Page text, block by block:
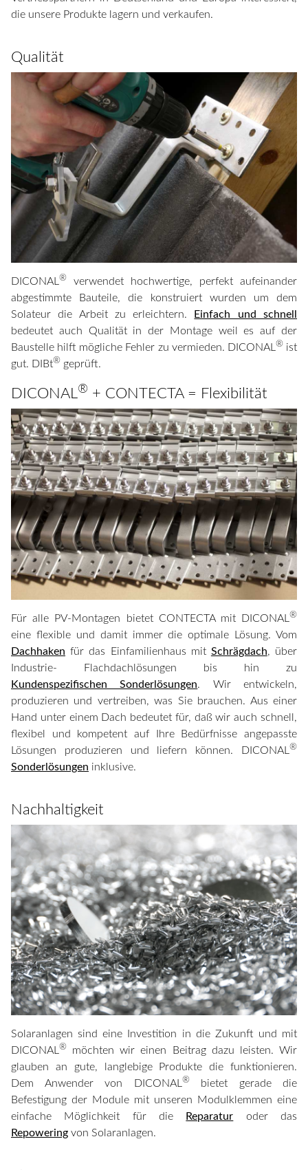
die unsere Produkte lagern und verkaufen.
Qualität
DICONAL®
verwendet hochwertige, perfekt aufeinander
abgestimmte Bauteile, die konstruiert wurden um dem
Solateur die Arbeit zu erleichtern.
Einfach und schnell
bedeutet auch Qualität in der Montage weil es auf der
Baustelle hilft mögliche Fehler zu vermieden. DICONAL® ist
gut. DIBt® geprüft.
DICONAL ® + CONTECTA = Flexibilität
Für alle PV-Montagen bietet CONTECTA mit DICONAL ®
eine flexible und damit immer die optimale Lösung. Vom
Dachhaken für das Einfamilienhaus mit Schrägdach, über
Industrie-
Flachdachlösungen bis hin zu
Kundenspezifischen Sonderlösungen. Wir entwickeln,
produzieren und vertreiben, was Sie brauchen. Aus einer
Hand unter einem Dach bedeutet für, daß wir auch schnell,
flexibel und kompetent auf Ihre Bedürfnisse angepasste
Lösungen produzieren und liefern können. DICONAL ®
Sonderlösungen inklusive.
Nachhaltigkeit
Solaranlagen sind eine Investition in die Zukunft und mit
DICONAL ®
möchten wir einen Beitrag dazu leisten. Wir
glauben an gute, langlebige Produkte die funktionieren.
Dem Anwender von DICONAL ®
bietet gerade die
Befestigung der Module mit unseren Modulklemmen eine
einfache Möglichkeit für die
Reparatur oder das
Repowering von Solaranlagen.